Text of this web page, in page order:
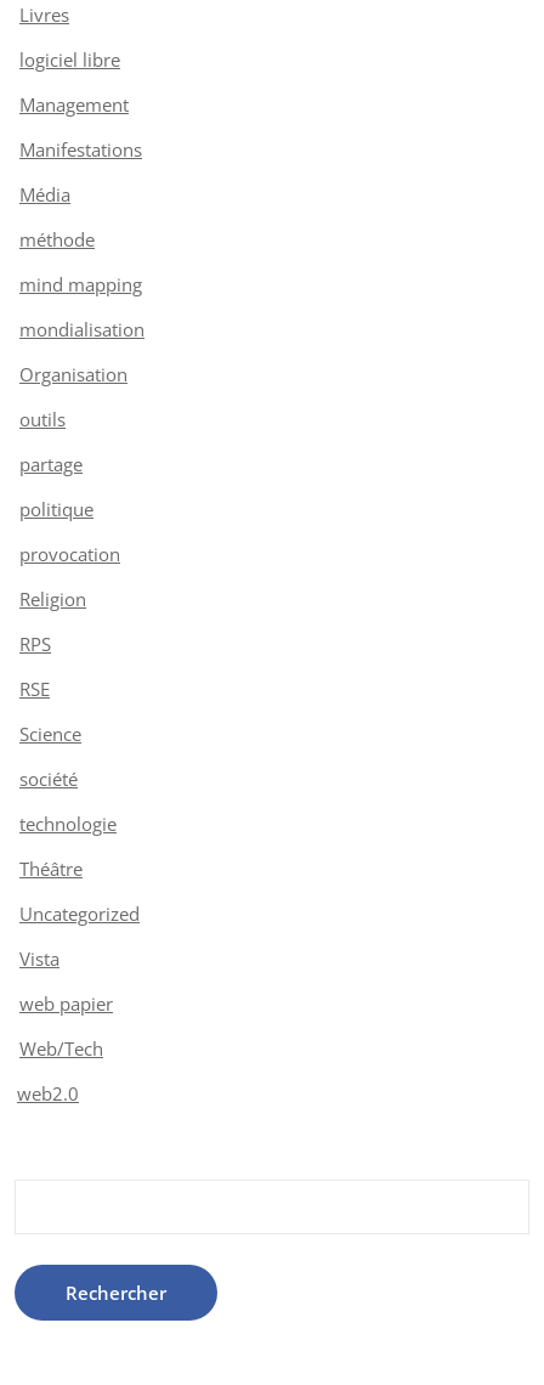
Livres
logiciel libre
Management
Manifestations
Média
méthode
mind mapping
mondialisation
Organisation
outils
partage
politique
provocation
Religion
RPS
RSE
Science
société
technologie
Théâtre
Uncategorized
Vista
web papier
Web/Tech
web2.0